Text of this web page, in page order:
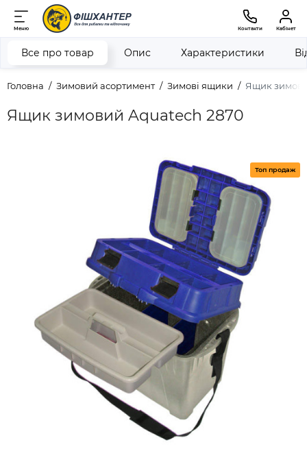
Меню Контакти Кабінет
Головна Зимовий асортимент Зимові ящики Ящик
Ящик зимовий Aquatech 2870
Все про товар Опис Характеристики
Топ продаж